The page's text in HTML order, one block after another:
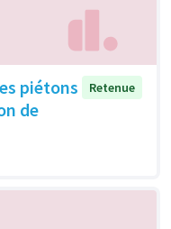
piétons
de
Retenue